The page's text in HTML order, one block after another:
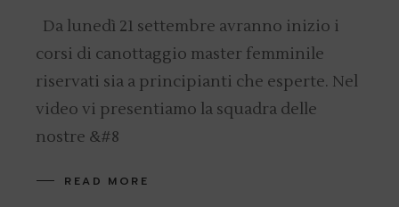
Da lunedì 21 settembre avranno inizio i
corsi di canottaggio master femminile
riservati sia a principianti che esperte. Nel
video vi presentiamo la squadra delle
nostre &#8
READ MORE